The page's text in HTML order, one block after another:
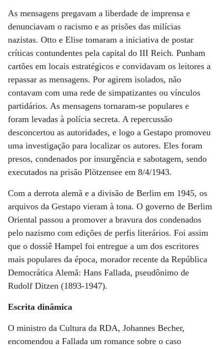
As mensagens pregavam a liberdade de imprensa e
denunciavam o racismo e as prisões das milícias
nazistas. Otto e Elise tomaram a iniciativa de postar
críticas contundentes pela capital do III Reich. Punham
cartões em locais estratégicos e convidavam os leitores a
repassar as mensagens. Por agirem isolados, não
contavam com uma rede de simpatizantes ou vínculos
partidários. As mensagens tornaram-se populares e
foram levadas à polícia secreta. A repercussão
desconcertou as autoridades, e logo a Gestapo promoveu
uma investigação para localizar os autores. Eles foram
presos, condenados por insurgência e sabotagem, sendo
executados na prisão Plötzensee em 8/4/1943.
Com a derrota alemã e a divisão de Berlim em 1945, os
arquivos da Gestapo vieram à tona. O governo de Berlim
Oriental passou a promover a bravura dos condenados
pelo nazismo com edições de perfis literários. Foi assim
que o dossiê Hampel foi entregue a um dos escritores
mais populares da época, morador recente da República
Democrática Alemã: Hans Fallada, pseudônimo de
Rudolf Ditzen (1893-1947).
Escrita dinâmica
O ministro da Cultura da RDA, Johannes Becher,
encomendou a Fallada um romance sobre o caso